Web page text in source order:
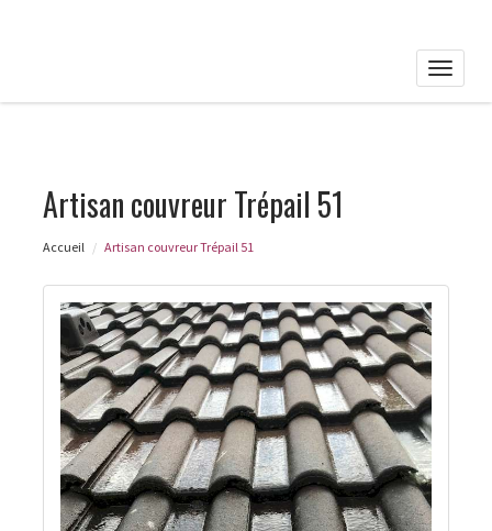
Toggle
Artisan couvreur Trépail 51
Accueil Artisan couvreur Trépail 51